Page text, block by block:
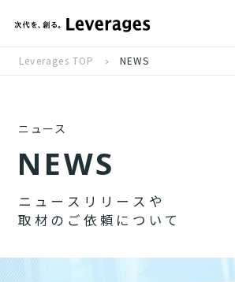
Leverages TOP NEWS
ニュース
NEWS
ニ ュ ー ス リ リ ー ス や
取 材 の ご 依 頼 に つ い て